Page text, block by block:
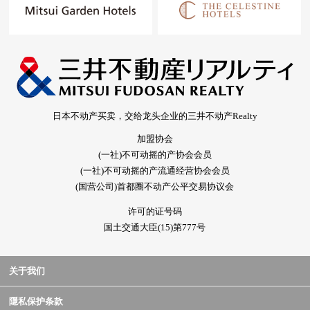
日本不动产买卖，交给龙头企业的三井不动产Realty
加盟协会
(一社)不可动摇的产协会会员
(一社)不可动摇的产流通经营协会会员
(国营公司)首都圈不动产公平交易协议会
许可的证号码
国土交通大臣(15)第777号
关于我们
隱私保护条款